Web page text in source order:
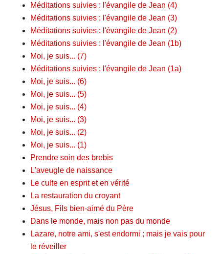
Méditations suivies : l'évangile de Jean (4)
Méditations suivies : l'évangile de Jean (3)
Méditations suivies : l'évangile de Jean (2)
Méditations suivies : l'évangile de Jean (1b)
Moi, je suis... (7)
Méditations suivies : l'évangile de Jean (1a)
Moi, je suis... (6)
Moi, je suis... (5)
Moi, je suis... (4)
Moi, je suis... (3)
Moi, je suis... (2)
Moi, je suis... (1)
Prendre soin des brebis
L'aveugle de naissance
Le culte en esprit et en vérité
La restauration du croyant
Jésus, Fils bien-aimé du Père
Dans le monde, mais non pas du monde
Lazare, notre ami, s'est endormi ; mais je vais pour
le réveiller